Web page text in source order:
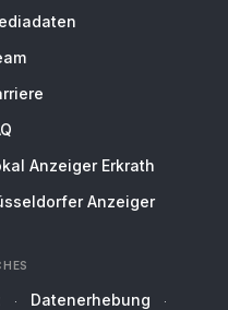
Anzeiger Erkrath
Anzeiger
Datenerhebung